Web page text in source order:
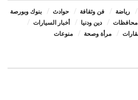
رياضة فن وثقافة حوادث
بنوك وبورصة
محافظات دين ودنيا
أخبار السيارات
مرأة وصحة منوعات